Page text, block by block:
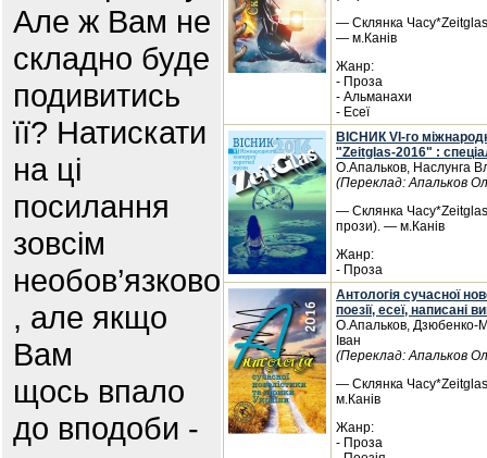
Але ж Вам не
складно буде
подивитись
її? Натискати
на ці
посилання
зовсім
необов’язково
, але якщо
Вам
щось впало
до вподоби -
— Склянка
— м.Канів
Жанр:
- Проза
- Альманахи
- Есеї
ВІСНИК VI-го
"Zeitglas-2016" :
О.Апальков, Наслунга
(Переклад: Апальков
— Склянка
прози). — м.Канів
Жанр:
- Проза
Антологія сучасної
поезії, есеї, написані
О.Апальков, Дзюбенко-
Іван
(Переклад: Апальков
— Склянка
м.Канів
Жанр:
- Проза